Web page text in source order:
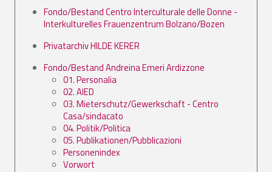
Fondo/Bestand Centro Interculturale delle Donne -
Interkulturelles Frauenzentrum Bolzano/Bozen
Privatarchiv HILDE KERER
Fondo/Bestand Andreina Emeri Ardizzone
01. Personalia
02. AIED
03. Mieterschutz/Gewerkschaft - Centro
Casa/sindacato
04. Politik/Politica
05. Publikationen/Pubblicazioni
Personenindex
Vorwort